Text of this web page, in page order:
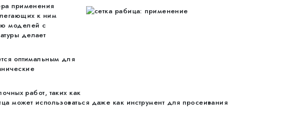
применения
к ним
моделей с
делает
оптимальным для
работ, таких как
может использоваться даже как инструмент для просеивания